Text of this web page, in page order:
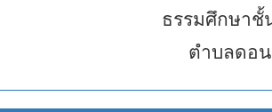
ธรรมศึกษา
ตำบลดอ